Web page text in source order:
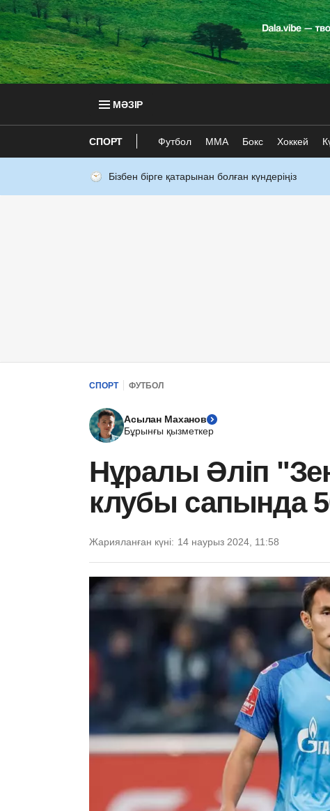
МӘЗІР
СПОРТ Футбол ММА Бокс Хоккей
Бізбен бірге қатарынан болған күндеріңіз
СПОРТ ФУТБОЛ
Асылан Маханов
Бұрынғы қызметкер
Нұралы Әліп
клубы сапында
Жарияланған күні: 14 наурыз 2024, 11:58